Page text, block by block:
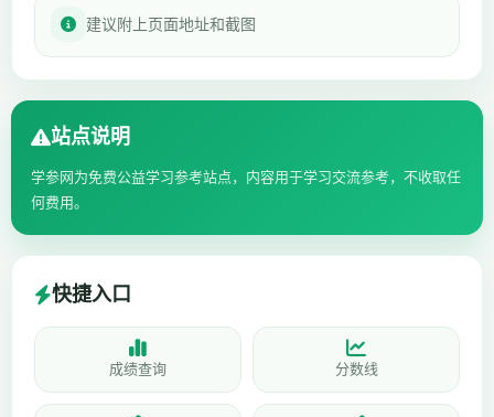
建议附上页面地址和截图
站点说明
学参网为免费公益学习参考站点，内容用于学习交流参考，不收取任
何费用。
快捷入口
成绩查询 分数线